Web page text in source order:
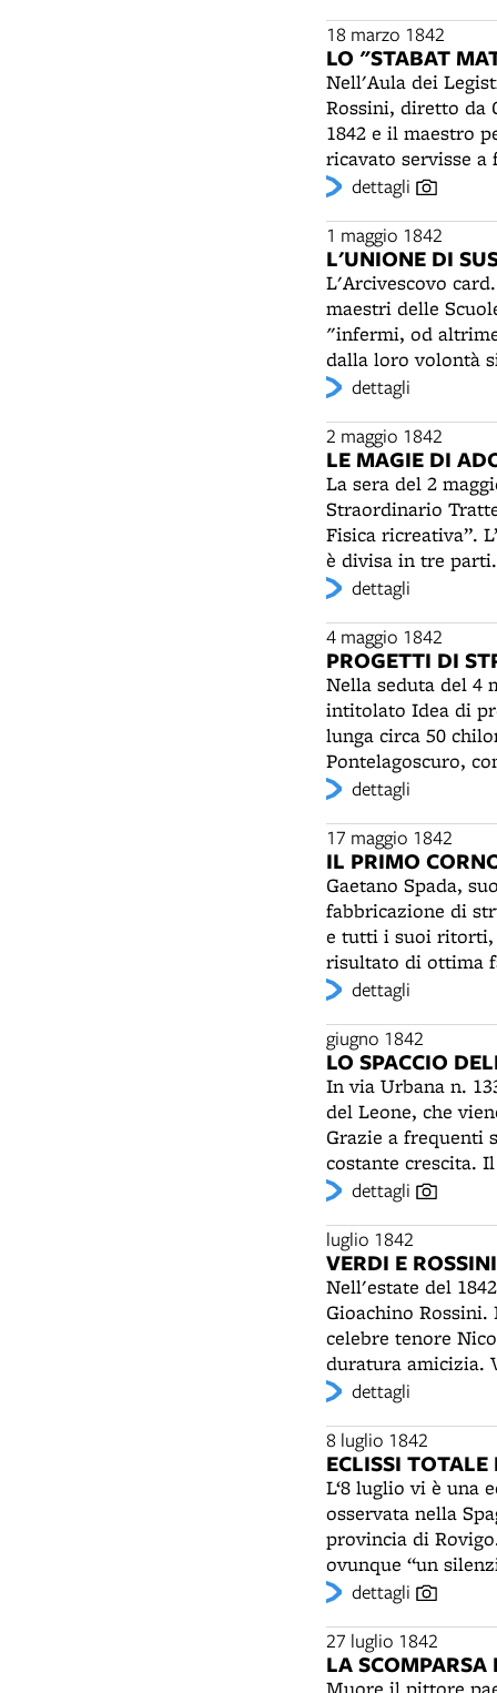
capolavoro è il
riprodurre i suoni
diffonderà in
15 marzo. Sono
Le lezioni sono di tre
l'ingegnere Enrico
1861 e il 1877 il
Scuole Tecniche
disegno sarà
al 1877 occuperà
18 marzo 1842
LO "STABAT
Nell'Aula dei
Rossini, diretto da
1842 e il maestro
ricavato servisse
musicisti
aristocratici
Rossini
interprete delle
anche dilettanti di
Belgioioso. Per
persino il traffico
legato Spinola e
acclamazioni”.
piangerà a dirotto,
musicale, l'aula
Una replica
animato dalla
accellererà le
del Liceo
di tutte le
concordato con
suo palazzo.
Attendo come una
dettagli
1 maggio 1842
L'UNIONE DI
L'Arcivescovo
maestri delle
"infermi, od
dalla loro volontà
patentati o
quattro anni
saranno circo 80 e
meschina" e dopo
dettagli
2 maggio 1842
LE MAGIE DI
La sera del 2
Straordinario
Fisica ricreativa”.
è divisa in tre
Cornucopia, La
Bianca, ossia La
pochi giorni dopo il critico della
dirotta pioggia gli
certo assai maggiore" Il pubblico presente fu comunque soddisfatto di questo
eguagliato”: se la
meritatissimi". In
strumentali, il
dettagli
4 maggio 1842
PROGETTI DI
Nella seduta del 4
intitolato Idea di
lunga circa 50
Pontelagoscuro,
progettista la
disegno di ferrovia
entrambe i
dibattiti, sarà
nel 1856 sarà
dettagli
17 maggio 1842
IL PRIMO
Gaetano Spada,
fabbricazione di
e tutti i suoi ritorti,
risultato di ottima
poi i suonatori di
dettagli
giugno 1842
LO SPACCIO
In via Urbana n.
del Leone, che
Grazie a frequenti
costante crescita.
acquisti superiori
servizio, tanto a
dettagli
luglio 1842
VERDI E
Nell'estate del
Gioachino
celebre tenore
duratura amicizia.
scritta dal
1846, quando
romanza
continuerà anche
Rossini,
dettagli
8 luglio 1842
ECLISSI TOTALE
L‘8 luglio vi è una
osservata nella
provincia di
ovunque “un
Alle 6 e 24
vedute stelle e non
e saltellare nella
dettagli
27 luglio 1842
LA